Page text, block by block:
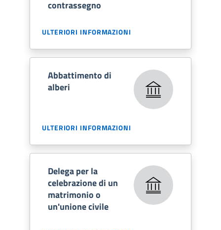
contrassegno
ULTERIORI INFORMAZIONI
Abbattimento di
alberi
ULTERIORI INFORMAZIONI
Delega per la
celebrazione di un
matrimonio o
un'unione civile